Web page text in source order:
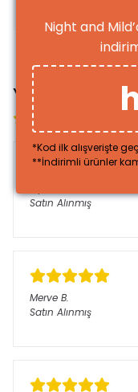
Yorumlar
Satın Alınmış
Merve B.
Satın Alınmış
Night and
*Kod ilk alışverişte
**İndirimli ürünler